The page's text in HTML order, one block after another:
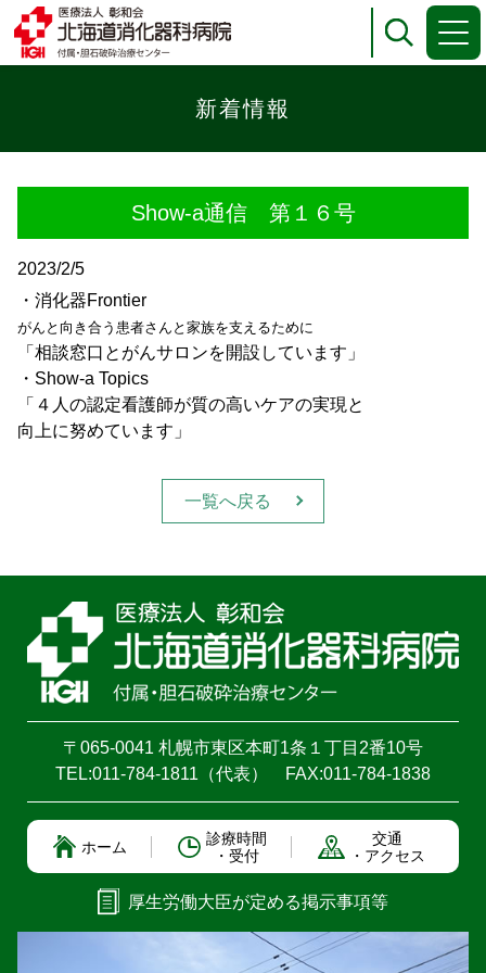
新着情報
個人情報保護について
Show-a通信 第１６号
2023/2/5
・消化器Frontier
がんと向き合う患者さんと家族を支えるために
「相談窓口とがんサロンを開設しています」
・Show-a Topics
「４人の認定看護師が質の高いケアの実現と
向上に努めています」
一覧へ戻る
〒065-0041 札幌市東区本町1条１丁目2番10号
TEL:011-784-1811 （代表） FAX:011-784-1838
ホーム
診療時間
・受付
交通
・アクセス
厚生労働大臣が定める掲示事項等